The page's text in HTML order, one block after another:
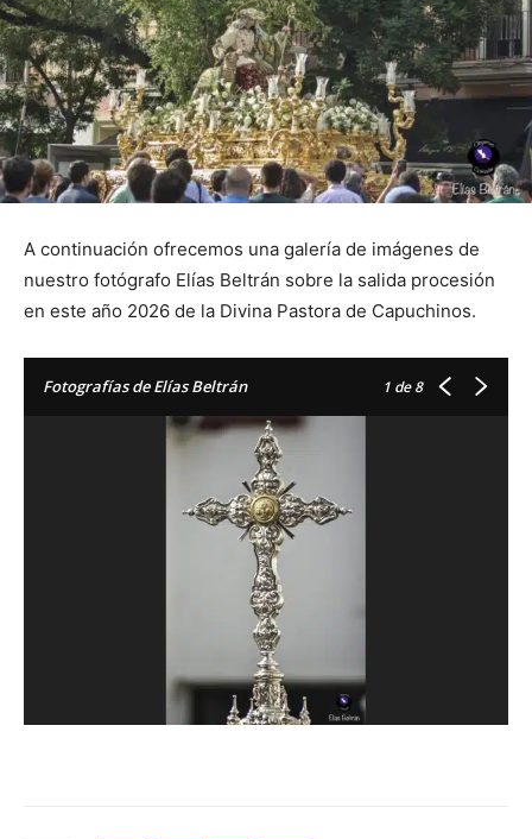
A continuación ofrecemos una galería de imágenes de
nuestro fotógrafo Elías Beltrán sobre la salida procesión
en este año 2026 de la Divina Pastora de Capuchinos.
Fotografías de Elías Beltrán 1 de 8